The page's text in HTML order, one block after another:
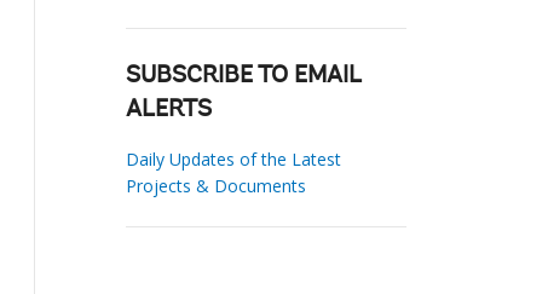
SUBSCRIBE TO EMAIL
ALERTS
Daily Updates of the Latest
Projects & Documents